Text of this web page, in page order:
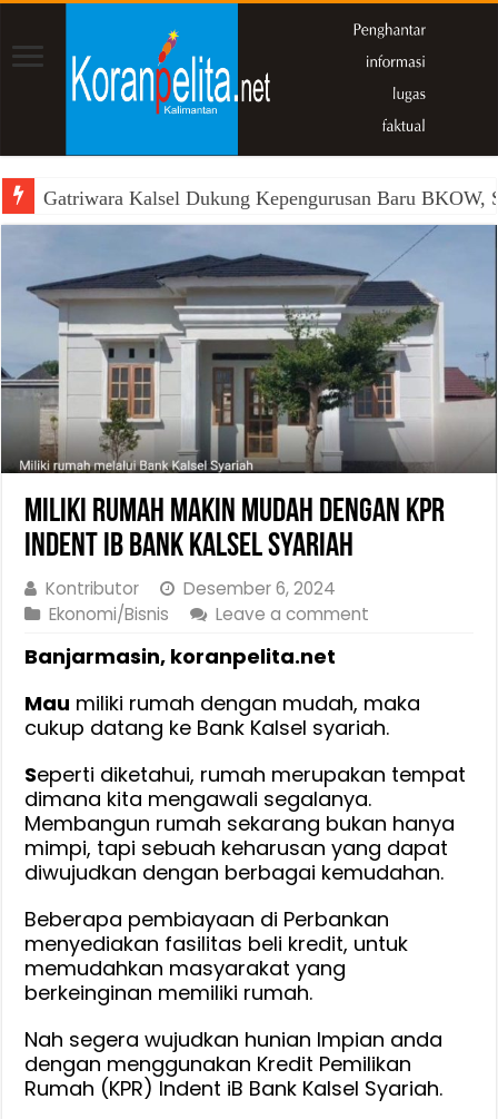
Gatriwara Kalsel Dukung Kepengurusan Baru BKOW,
2 Pelaku Jaringan Gembong Narkoba “Miming”
Miliki Rumah Makin Mudah Dengan KPR
Indent iB Bank Kalsel Syariah
Kontributor
Desember 6, 2024
Ekonomi/Bisnis
Leave a comment
Banjarmasin, koranpelita.net
Mau miliki rumah dengan mudah, maka
cukup datang ke Bank Kalsel syariah.
Seperti diketahui, rumah merupakan tempat
dimana kita mengawali segalanya.
Membangun rumah sekarang bukan hanya
mimpi, tapi sebuah keharusan yang dapat
diwujudkan dengan berbagai kemudahan.
Beberapa pembiayaan di Perbankan
menyediakan fasilitas beli kredit, untuk
memudahkan masyarakat yang
berkeinginan memiliki rumah.
Nah segera wujudkan hunian Impian anda
dengan menggunakan Kredit Pemilikan
Rumah (KPR) Indent iB Bank Kalsel Syariah.